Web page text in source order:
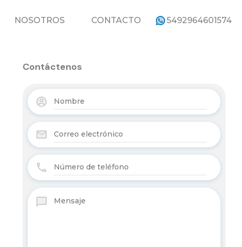
PROPIEDADES NOSOTROS CONTACTO
NOSOTROS CONTACTO 5492964601574
Contáctenos